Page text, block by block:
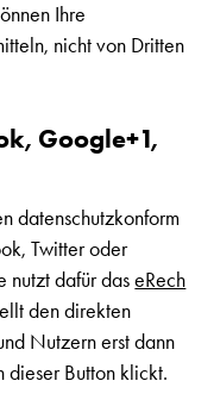
Ihre
nicht von Dritten
Google+1,
datenschutzkonform
Twitter oder
nutzt dafür daseRech
den direkten
Nutzern erst dann
dieser Button klickt.